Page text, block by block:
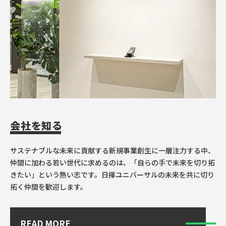
READ MORE
会社を知る
サステナブルな未来に貢献する新規事業創生に一層注力する中、
仲間に加わる若い世代に求めるのは、「自らの手で未来を切り拓
きたい」という熱い志です。日揮ユニバーサルの未来を共に切り
拓く仲間を歓迎します。